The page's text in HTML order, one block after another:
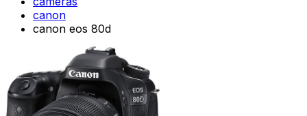
canon
canon eos 80d